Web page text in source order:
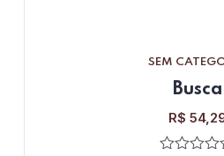
SEM
Busca
R$